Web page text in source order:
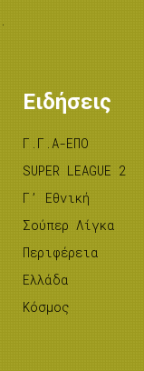
.
Ειδήσεις
Γ.Γ.Α-ΕΠΟ
SUPER LEAGUE 2
Γ’ Εθνική
Σούπερ Λίγκα
Περιφέρεια
Ελλάδα
Κόσμος